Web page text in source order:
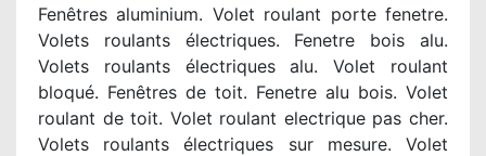
Fenêtres aluminium. Volet roulant porte fenetre.
Volets roulants électriques. Fenetre bois alu.
Volets roulants électriques alu. Volet roulant
bloqué. Fenêtres de toit. Fenetre alu bois. Volet
roulant de toit. Volet roulant electrique pas cher.
Volets roulants électriques sur mesure. Volet